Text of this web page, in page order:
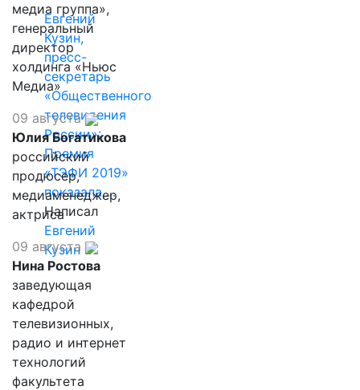
Евгений
Кузин,
пресс-
секретарь
«Общественного
телевидения
России»:
Премия
«ТЭФИ 2019»
показала,…
Написал
Евгений
Кузин
медиа группа»,
генеральный
директор
холдинга «Ньюс
Медиа»
09 августа
Юлия Богатикова
российский
продюсер,
медиаменеджер,
актриса
09 августа
Нина Ростова
заведующая
кафедрой
телевизионных,
радио и интернет
технологий
факультета